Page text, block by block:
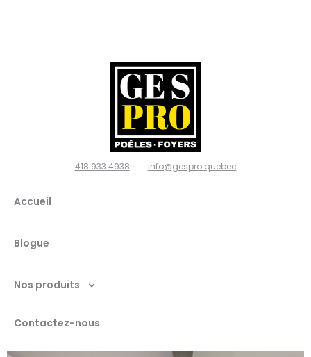
et
foyers,
Ville de
Québec
G2N
418 933 4938 info@gespro.quebec
Accueil
Blogue
Nos produits
Contactez-nous